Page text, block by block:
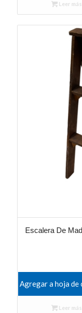
Leer más
Escalera De
Agregar a hoja de
Leer más